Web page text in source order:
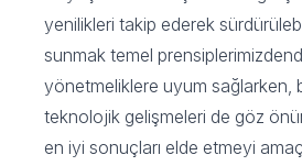
yenilikleri takip ederek
sunmak temel
yönetmeliklere uyum sağlarken,
teknolojik gelişmeleri de göz
en iyi sonuçları elde etmeyi